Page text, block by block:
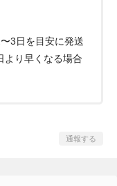
3日を目安に発送
より早くなる場合
通報する